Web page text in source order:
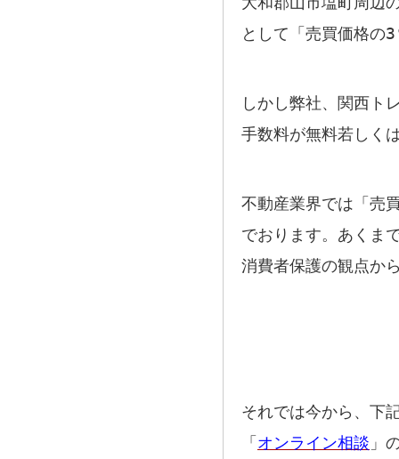
として「売買価格の
しかし弊社、関西ト
手数料が無料若しく
不動産業界では「売
でおります。あくま
消費者保護の観点か
それでは今から、下
「 オンライン相談 」